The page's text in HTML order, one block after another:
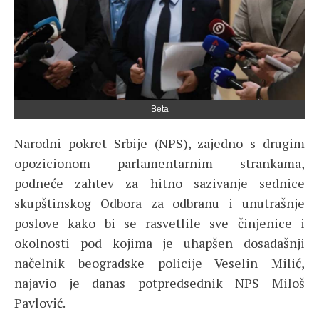
Beta
Narodni pokret Srbije (NPS), zajedno s drugim
opozicionom parlamentarnim strankama,
podneće zahtev za hitno sazivanje sednice
skupštinskog Odbora za odbranu i unutrašnje
poslove kako bi se rasvetlile sve činjenice i
okolnosti pod kojima je uhapšen dosadašnji
načelnik beogradske policije Veselin Milić,
najavio je danas potpredsednik NPS Miloš
Pavlović.